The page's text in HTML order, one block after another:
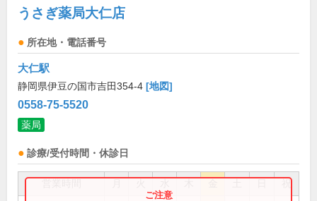
うさぎ薬局大仁店
所在地・電話番号
大仁駅
静岡県伊豆の国市吉田354-4 [地図]
0558-75-5520
薬局
診療/受付時間・休診日
祝